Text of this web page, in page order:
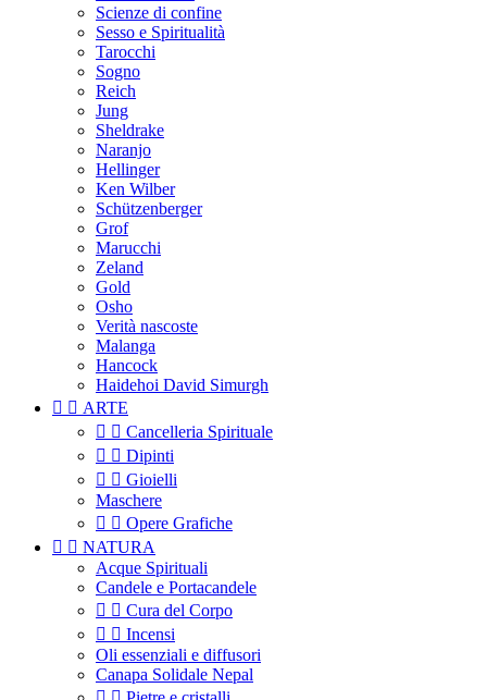
Scienze di confine
Sesso e Spiritualità
Tarocchi
Sogno
Reich
Jung
Sheldrake
Naranjo
Hellinger
Ken Wilber
Schützenberger
Grof
Marucchi
Zeland
Gold
Osho
Verità nascoste
Malanga
Hancock
Haidehoi David Simurgh
  ARTE
  Cancelleria Spirituale
  Dipinti
  Gioielli
Maschere
  Opere Grafiche
  NATURA
Acque Spirituali
Candele e Portacandele
  Cura del Corpo
  Incensi
Oli essenziali e diffusori
Canapa Solidale Nepal